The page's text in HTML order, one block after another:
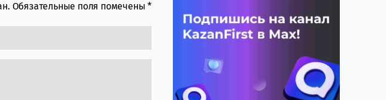
Обязательные поля помечены*